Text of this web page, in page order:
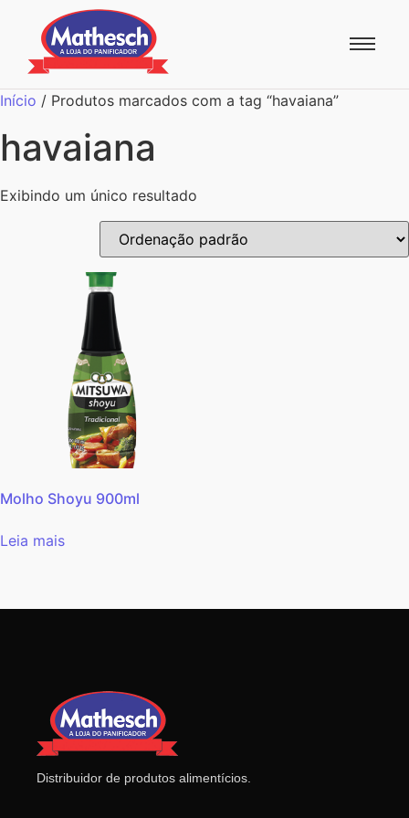
Início / Produtos marcados com a tag “havaiana”
havaiana
Exibindo um único resultado
Molho Shoyu 900ml
Leia mais
Distribuidor de produtos alimentícios.